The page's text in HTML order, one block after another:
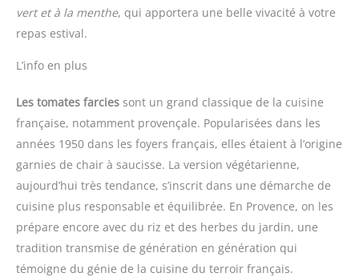
vert et à la menthe, qui apportera une belle vivacité à votre
repas estival.
L’info en plus
Les tomates farcies sont un grand classique de la cuisine
française, notamment provençale. Popularisées dans les
années 1950 dans les foyers français, elles étaient à l’origine
garnies de chair à saucisse. La version végétarienne,
aujourd’hui très tendance, s’inscrit dans une démarche de
cuisine plus responsable et équilibrée. En Provence, on les
prépare encore avec du riz et des herbes du jardin, une
tradition transmise de génération en génération qui
témoigne du génie de la cuisine du terroir français.